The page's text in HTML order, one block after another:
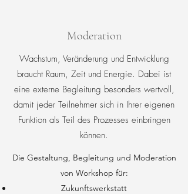
Moderation
Wachstum, Veränderung und Entwicklung
braucht Raum, Zeit und Energie. Dabei ist
eine externe Begleitung besonders wertvoll,
damit jeder Teilnehmer sich in Ihrer eigenen
Funktion als Teil des Prozesses einbringen
können.
Die Gestaltung, Begleitung und Moderation
von Workshop für:
Zukunftswerkstatt